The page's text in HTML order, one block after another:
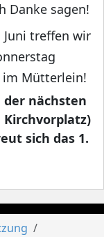
Danke sagen!
Juni treffen wir
im Mütterlein!
der nächsten
Kirchvorplatz)
sich das 1.